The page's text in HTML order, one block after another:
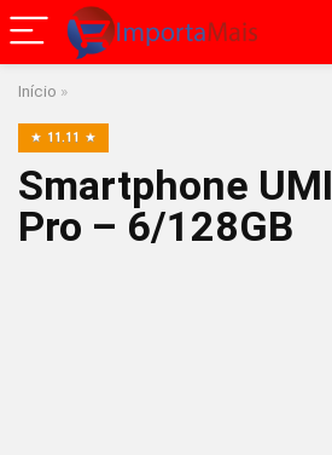
Início »
11.11
Smartphone
Pro – 6/128GB